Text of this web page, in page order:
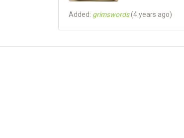
Added: grimswords(4 years ago)